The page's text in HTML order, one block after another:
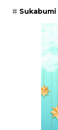
Sukabumi